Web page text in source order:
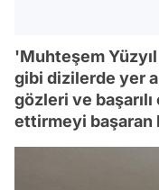
'Muhteşem
gibi dizilerde yer
gözleri ve
ettirmeyi başaran